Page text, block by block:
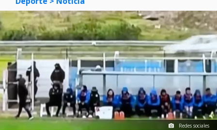
Redes sociales